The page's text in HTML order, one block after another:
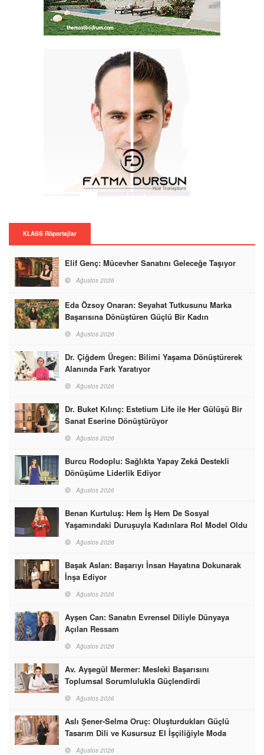
KLASS Röportajlar
Elif Genç: Mücevher Sanatını Geleceğe Taşıyor
Ağustos 2026
Eda Özsoy Onaran: Seyahat Tutkusunu Marka
Başarısına Dönüştüren Güçlü Bir Kadın
Ağustos 2026
Dr. Çiğdem Üregen: Bilimi Yaşama Dönüştürerek
Alanında Fark Yaratıyor
Ağustos 2026
Dr. Buket Kılınç: Estetium Life ile Her Gülüşü Bir
Sanat Eserine Dönüştürüyor
Ağustos 2026
Burcu Rodoplu: Sağlıkta Yapay Zekâ Destekli
Dönüşüme Liderlik Ediyor
Ağustos 2026
Benan Kurtuluş: Hem İş Hem De Sosyal
Yaşamındaki Duruşuyla Kadınlara Rol Model Oldu
Ağustos 2026
Başak Aslan: Başarıyı İnsan Hayatına Dokunarak
İnşa Ediyor
Ağustos 2026
Ayşen Can: Sanatın Evrensel Diliyle Dünyaya
Açılan Ressam
Ağustos 2026
Av. Ayşegül Mermer: Mesleki Başarısını
Toplumsal Sorumlulukla Güçlendirdi
Ağustos 2026
Aslı Şener-Selma Oruç: Oluşturdukları Güçlü
Tasarım Dili ve Kusursuz El İşçiliğiyle Moda
Dünyasına İmzalarını Attılar
Ağustos 2026